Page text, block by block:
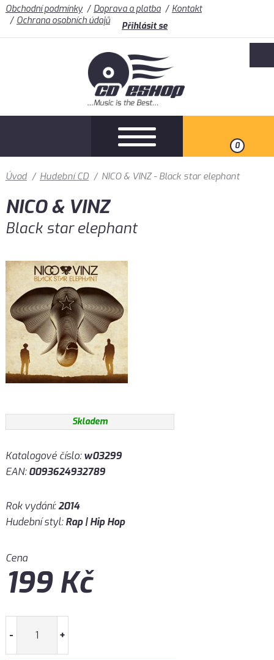
Obchodní podmínky Doprava a platba
Kontakt
Ochrana osobních údajů
Přihlásit se
0
Úvod / Hudební CD / NICO & VINZ - Black star elephant
NICO & VINZ
Black star elephant
Skladem
Katalogové číslo:w03299
EAN:0093624932789
Rok vydání:2014
Hudební styl:Rap | Hip Hop
Cena
199Kč
- +